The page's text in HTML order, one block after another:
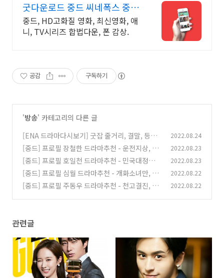
굿다운로드 중드 씨네폭스 중드
일드 30%할인
중드, HD고화질 영화, 최신영화, 애
니, TV시리즈 합법다운, 폰 감상.
공감 구독하기
'방송' 카테고리의 다른 글
[ENA 드라마다시보기] 굿잡 줄거리, 결말, 등장
인물(정일우,권유리,음문석) / ENA 채널번호, 실
시간, 온어에, 편성표, 재방송시간
(0)
2022.08.24
[중드] 프로필 장철한 드라마추천 - 운전지상, 운
석전, 수도갈망우견니, 여의방비, 산하령 (0)
2022.08.23
[중드] 프로필 호일천 드라마추천 - 민국대정탐 :
민국시대의 명탐정, 니호신창수, 청춘수조위, 아
적시대, 니적시대 (친애적, 지애적), 암련귤생회
남
2022.08.23
[중드] 프로필 심월 드라마추천 - 개화소녀만, 아
적반파남우, 기지적상반장, 아친애적소결벽, 아
2022.08.22
[중드] 프로필 주동우 드라마추천 - 천고결진, 막
2022.08.22
관련글